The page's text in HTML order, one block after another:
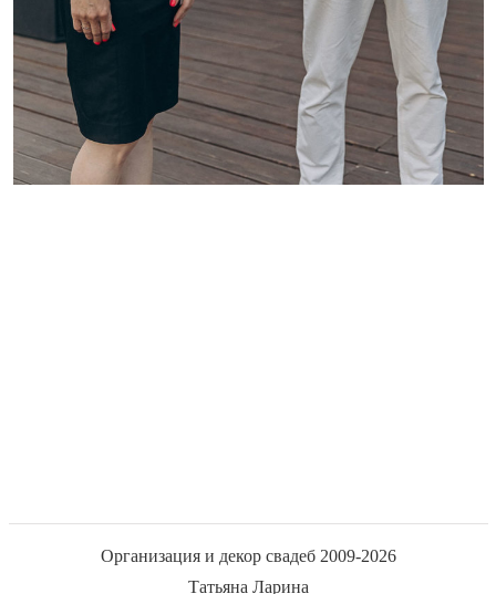
Организация и декор свадеб 2009-2026
Татьяна Ларина